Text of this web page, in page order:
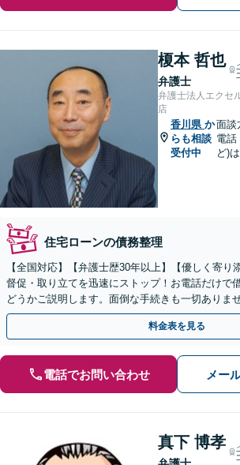
榎本 哲也
弁護士
弁護士法人エクセ
店
香川県 か
らも相談
受付中
面談
電話
ど)
住宅ローンの債務整理
【全国対応】【弁護士歴30年以上】【優しく寄り
督促・取り立てを迅速にストップ！お電話だけで
どうかご説明します。面倒な手続きも一切ありま
まず、お気軽にご相談ください。【電話相談可】
料金表を見る
電話でお問い合わせ メー
真下 博孝